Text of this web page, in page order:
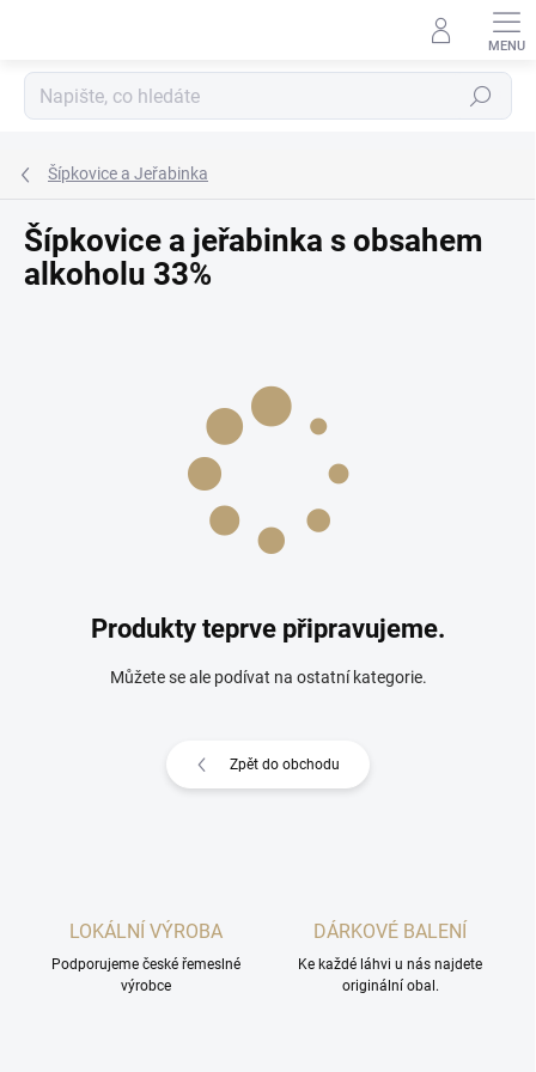
Hledat
Šípkovice a Jeřabinka
Šípkovice a jeřabinka s obsahem
alkoholu 33%
Produkty teprve připravujeme.
Můžete se ale podívat na ostatní kategorie.
Zpět do obchodu
LOKÁLNÍ VÝROBA
Podporujeme české řemeslné
výrobce
DÁRKOVÉ BALENÍ
Ke každé láhvi u nás najdete
originální obal.